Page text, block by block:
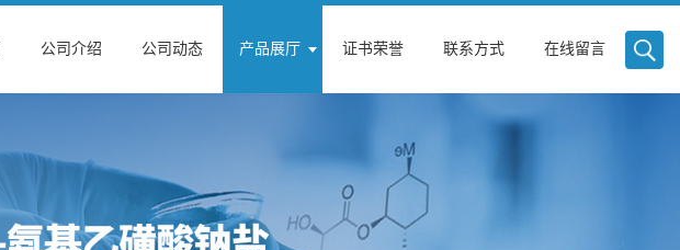
公司介绍 公司动态 产品展厅 证书荣誉 联系方式 在线留言